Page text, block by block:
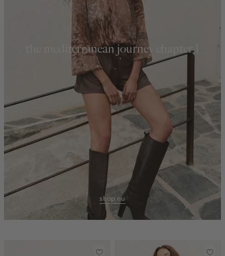
the mediterranean journey chapter 1
shop nu